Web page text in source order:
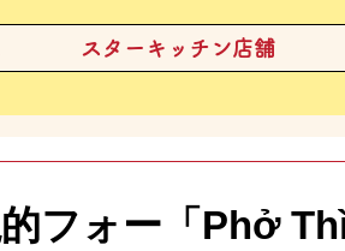
スターキッチン店舗
フォー「Phở